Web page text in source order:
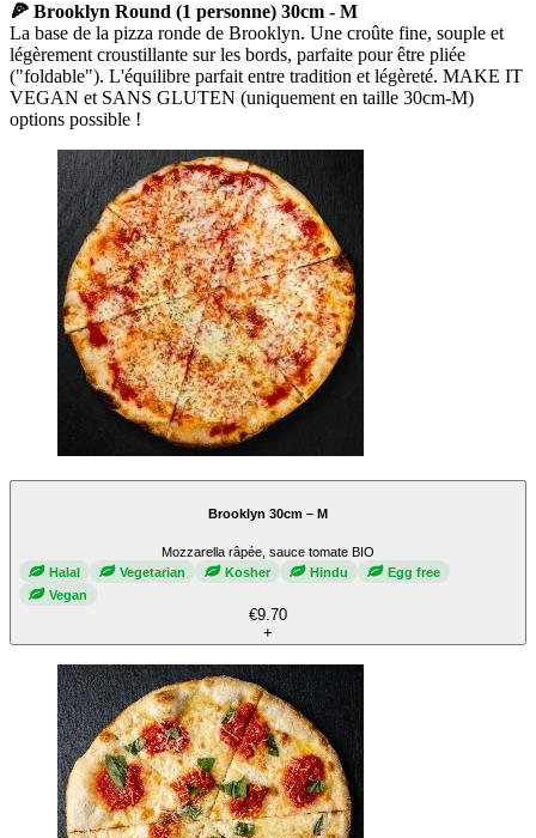
🍕 Brooklyn Round (1 personne) 30cm - M
La base de la pizza ronde de Brooklyn. Une croûte fine, souple et
légèrement croustillante sur les bords, parfaite pour être pliée
("foldable"). L'équilibre parfait entre tradition et légèreté. MAKE IT
VEGAN et SANS GLUTEN (uniquement en taille 30cm-M)
options possible !
Brooklyn 30cm – M
Mozzarella râpée, sauce tomate BIO
Halal
Vegetarian Kosher Hindu
Egg free
Vegan
€9.70
+